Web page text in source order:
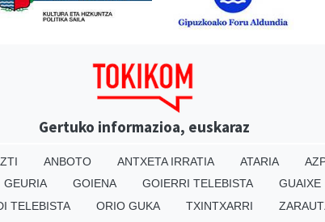
Gertuko informazioa, euskaraz
ANBOTO ANTXETA IRRATIA ATARIA
GEURIA GOIENA GOIERRI TELEBISTA
GUAIXE
TELEBISTA ORIO GUKA TXINTXARRI